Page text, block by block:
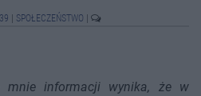
SPOŁECZEŃSTWO
mnie informacji wynika, że w